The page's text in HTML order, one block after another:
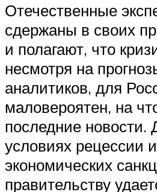
Отечественные
сдержаны в своих
и полагают, что
несмотря на
аналитиков, для
маловероятен, на
последние новости.
условиях рецессии
экономических
правительству